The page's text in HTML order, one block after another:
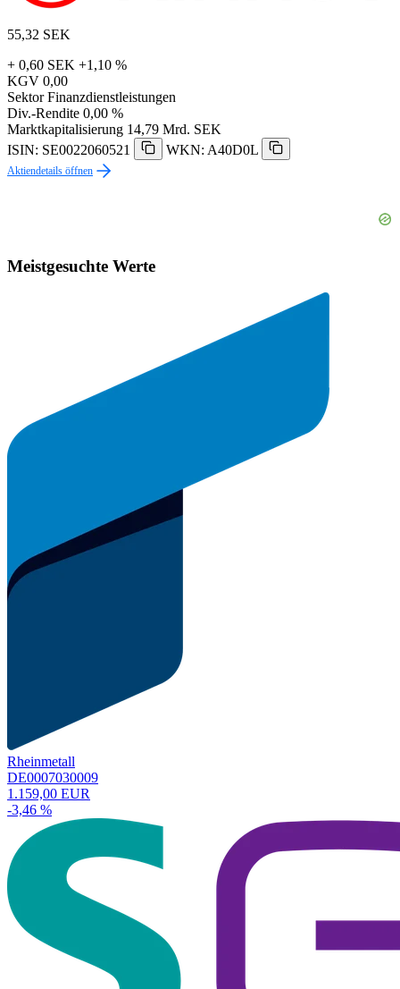
55,32 SEK
+ 0,60 SEK +1,10 %
KGV 0,00
Sektor Finanzdienstleistungen
Div.-Rendite 0,00 %
Marktkapitalisierung 14,79 Mrd. SEK
ISIN: SE0022060521
WKN: A40D0L
Aktiendetails öffnen
Meistgesuchte Werte
Rheinmetall
DE0007030009
1.159,00 EUR
-3,46 %